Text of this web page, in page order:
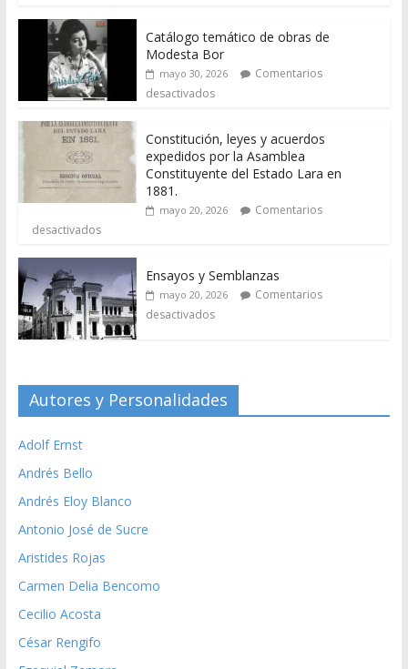
Catálogo temático de obras de
Modesta Bor
mayo 30, 2026
Comentarios
desactivados
Constitución, leyes y acuerdos
expedidos por la Asamblea
Constituyente del Estado Lara en
1881.
mayo 20, 2026
Comentarios
desactivados
Ensayos y Semblanzas
mayo 20, 2026
Comentarios
desactivados
Autores y Personalidades
Adolf Ernst
Andrés Bello
Andrés Eloy Blanco
Antonio José de Sucre
Aristides Rojas
Carmen Delia Bencomo
Cecilio Acosta
César Rengifo